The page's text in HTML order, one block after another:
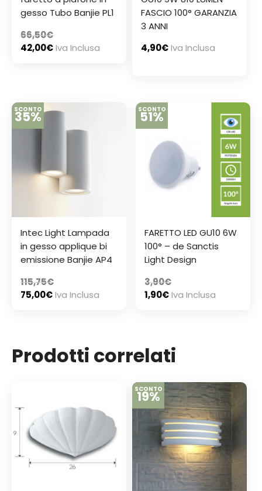
gesso Tubo Banjie PL1
66,50€
42,00€Iva Inclusa
FASCIO 100° GARANZIA
3 ANNI
4,90€Iva Inclusa
SCONTO
35%
Intec Light Lampada
in gesso applique bi
emissione Banjie AP4
115,75€
75,00€Iva Inclusa
SCONTO
51%
FARETTO LED GU10 6W
100° – de Sanctis
Light Design
3,90€
1,90€Iva Inclusa
Prodotti correlati
SCONTO
19%